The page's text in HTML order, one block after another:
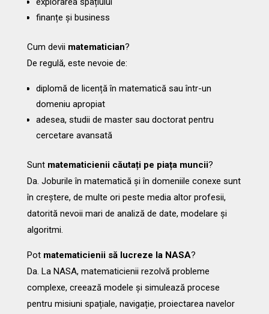
finanțe și business
Cum devii matematician?
De regulă, este nevoie de:
diplomă de licență în matematică sau într-un
domeniu apropiat
adesea, studii de master sau doctorat pentru
cercetare avansată
Sunt matematicienii căutați pe piața muncii?
Da. Joburile în matematică și în domeniile conexe sunt
în creștere, de multe ori peste media altor profesii,
datorită nevoii mari de analiză de date, modelare și
algoritmi.
Pot matematicienii să lucreze la NASA?
Da. La NASA, matematicienii rezolvă probleme
complexe, creează modele și simulează procese
pentru misiuni spațiale, navigație, proiectarea navelor